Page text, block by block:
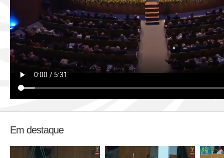
Em destaque